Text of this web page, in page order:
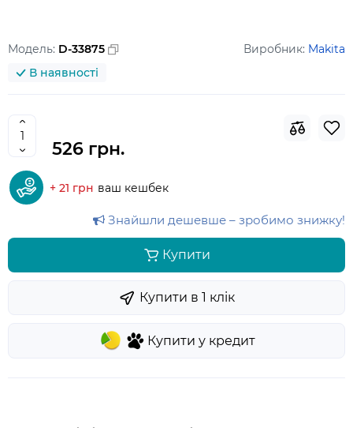
Модель: D-33875 Виробник: Makita
В наявності
526 грн.
+ 21 грн ваш кешбек
Знайшли дешевше – зробимо знижку!
Купити
Купити у кредит
Купити в 1 клiк